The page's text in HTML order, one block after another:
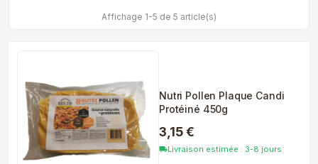
Affichage 1-5 de 5 article(s)
Nutri Pollen Plaque Candi
Protéiné 450g
3,15 €
local_shippingLivraison estimée : 3-8 jours